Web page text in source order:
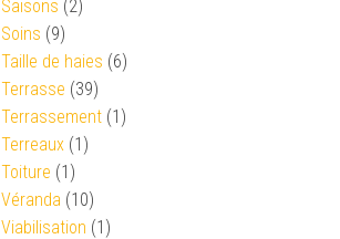
Saisons (2)
Soins (9)
Taille de haies (6)
Terrasse (39)
Terrassement (1)
Terreaux (1)
Toiture (1)
Véranda (10)
Viabilisation (1)